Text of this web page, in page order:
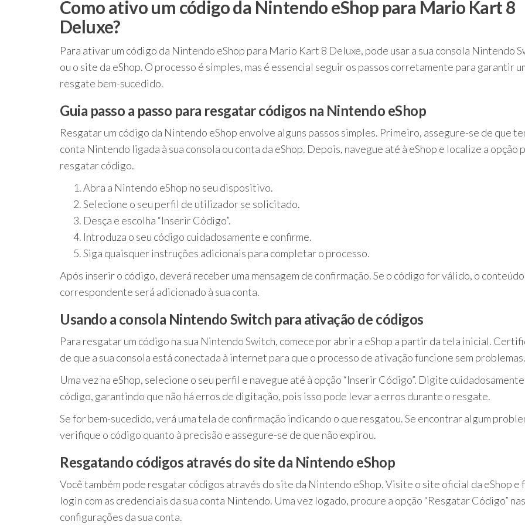
Como ativo um código da Nintendo eShop para Mario Kart 8
Deluxe?
Para ativar um código da Nintendo eShop para Mario Kart 8 Deluxe, pode usar a sua consola Nintendo
ou o site da eShop. O processo é simples, mas é essencial seguir os passos corretamente para garantir
resgate bem-sucedido.
Guia passo a passo para resgatar códigos na Nintendo eShop
Resgatar um código da Nintendo eShop envolve alguns passos simples. Primeiro, assegure-se de que
conta Nintendo ligada à sua consola ou conta da eShop. Depois, navegue até à eShop e localize a opção
resgatar código.
Abra a Nintendo eShop no seu dispositivo.
Selecione o seu perfil de utilizador se solicitado.
Desça e escolha “Inserir Código”.
Introduza o seu código cuidadosamente e confirme.
Siga quaisquer instruções adicionais para completar o processo.
Após inserir o código, deverá receber uma mensagem de confirmação. Se o código for válido, o conteúdo
correspondente será adicionado à sua conta.
Usando a consola Nintendo Switch para ativação de códigos
Para resgatar um código na sua Nintendo Switch, comece por abrir a eShop a partir da tela inicial.
de que a sua consola está conectada à internet para que o processo de ativação funcione sem problemas.
Uma vez na eShop, selecione o seu perfil e navegue até à opção “Inserir Código”. Digite
código, garantindo que não há erros de digitação, pois isso pode levar a erros durante o resgate.
Se for bem-sucedido, verá uma tela de confirmação indicando o que resgatou. Se encontrar algum
verifique o código quanto à precisão e assegure-se de que não expirou.
Resgatando códigos através do site da Nintendo eShop
Você também pode resgatar códigos através do site da Nintendo eShop. Visite o site oficial da eShop e
login com as credenciais da sua conta Nintendo. Uma vez logado, procure a opção “Resgatar Código” nas
configurações da sua conta.